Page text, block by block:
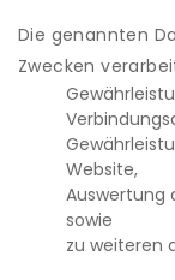
Die genannten
Zwecken
Website,
Auswertung
sowie
zu weiteren